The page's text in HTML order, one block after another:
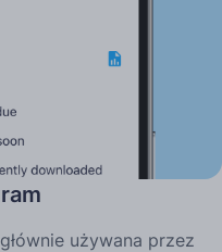
używana przez